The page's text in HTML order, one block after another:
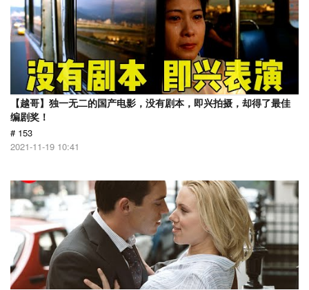
【越哥】独一无二的国产电影，没有剧本，即兴拍摄，却得了最佳
编剧奖！
# 153
2021-11-19 10:41